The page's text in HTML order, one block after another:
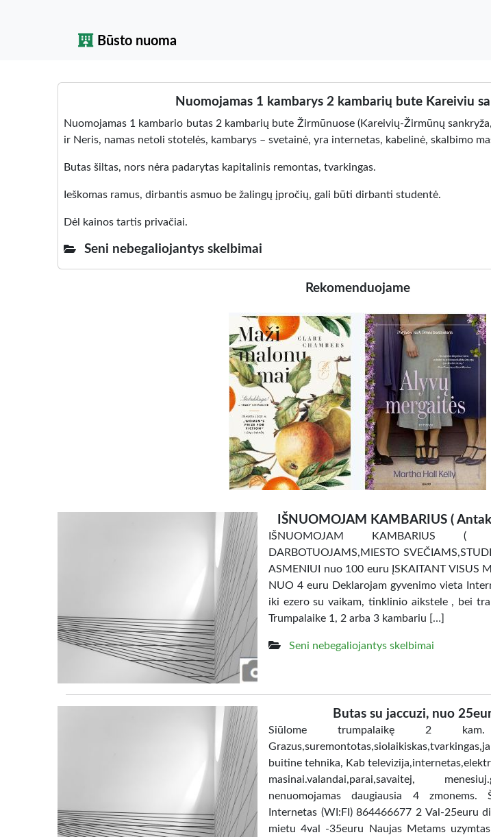
Būsto nuoma
Nuomojamas 1 kambarys 2 kambarių bute Kareiviu
Nuomojamas 1 kambario butas 2 kambarių bute Žirmūnuose (Kareivių-Žirmūnų
ir Neris, namas netoli stotelės, kambarys – svetainė, yra internetas, kabelinė, skalbimo
Butas šiltas, nors nėra padarytas kapitalinis remontas, tvarkingas.
Ieškomas ramus, dirbantis asmuo be žalingų įpročių, gali būti dirbanti studentė.
Dėl kainos tartis privačiai.
Seni nebegaliojantys skelbimai
Rekomenduojame
IŠNUOMOJAM KAMBARIUS (
IŠNUOMOJAM KAMBARIUS
DARBOTUOJAMS,MIESTO
ASMENIUI nuo 100 euru ĮSKAITANT VISUS
NUO 4 euru Deklarojam gyvenimo vieta
iki ezero su vaikam, tinklinio aikstele , bei
Trumpalaike 1, 2 arba 3 kambariu […]
Seni nebegaliojantys skelbimai
Butas su jaccuzi, nuo
Siūlome trumpalaikę 2
buitine tehnika, Kab
masinai.valandai,parai,savaitej,
nenuomojamas daugiausia 4 zmonems.
Internetas (WI:FI) 864466677 2 Val-25euru
mietu 4val -35euru Naujas Metams